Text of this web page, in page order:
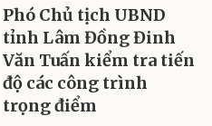
Phó Chủ tịch UBND
tỉnh Lâm Đồng Đinh
Văn Tuấn kiểm tra tiến
độ các công trình
trọng điểm